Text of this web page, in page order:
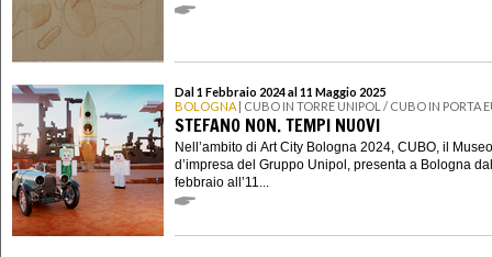
Dal 1 Febbraio 2024 al 11 Maggio 2025
BOLOGNA | CUBO IN TORRE UNIPOL / CUBO IN PORTA
STEFANO NON. TEMPI NUOVI
Nell’ambito di Art City Bologna 2024, CUBO, il Museo
d’impresa del Gruppo Unipol, presenta a Bologna
febbraio all’11...